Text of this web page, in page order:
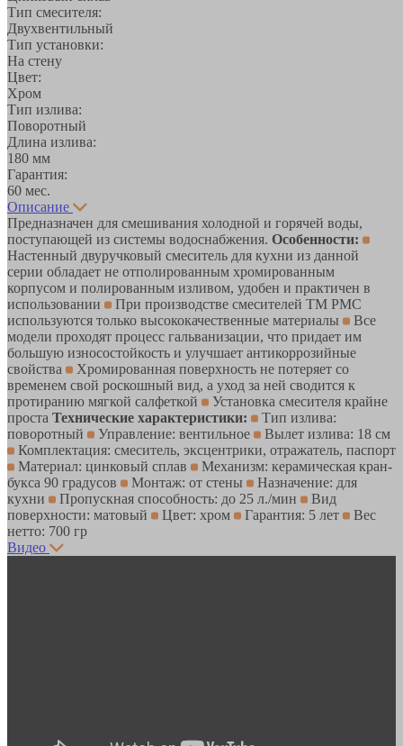
Тип смесителя:
Двухвентильный
Тип установки:
На стену
Цвет:
Хром
Тип излива:
Поворотный
Длина излива:
180 мм
Гарантия:
60 мес.
Описание
Предназначен для смешивания холодной и горячей воды,
поступающей из системы водоснабжения. Особенности:
Настенный двуручковый смеситель для кухни из данной
серии обладает не отполированным хромированным
корпусом и полированным изливом, удобен и практичен в
использовании
При производстве смесителей ТМ РМС
используются только высококачественные материалы
Все
модели проходят процесс гальванизации, что придает им
большую износостойкость и улучшает антикоррозийные
свойства
Хромированная поверхность не потеряет со
временем свой роскошный вид, а уход за ней сводится к
протиранию мягкой салфеткой
Установка смесителя крайне
проста Технические характеристики:
Тип излива:
поворотный
Управление: вентильное
Вылет излива: 18 см
Комплектация: смеситель, эксцентрики, отражатель, паспорт
Материал: цинковый сплав
Механизм: керамическая кран-
букса 90 градусов
Монтаж: от стены
Назначение: для
кухни
Пропускная способность: до 25 л./мин
Вид
поверхности: матовый
Цвет: хром Гарантия: 5 лет
Вес
нетто: 700 гр
Видео